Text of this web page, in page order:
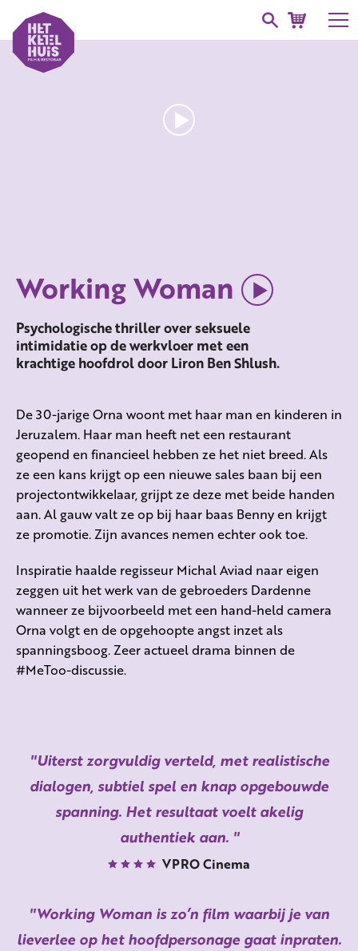
Working Woman
Psychologische thriller over seksuele
intimidatie op de werkvloer met een
krachtige hoofdrol door Liron Ben Shlush.
De 30-jarige Orna woont met haar man en kinderen in
Jeruzalem. Haar man heeft net een restaurant
geopend en financieel hebben ze het niet breed. Als
ze een kans krijgt op een nieuwe sales baan bij een
projectontwikkelaar, grijpt ze deze met beide handen
aan. Al gauw valt ze op bij haar baas Benny en krijgt
ze promotie. Zijn avances nemen echter ook toe.
Inspiratie haalde regisseur Michal Aviad naar eigen
zeggen uit het werk van de gebroeders Dardenne
wanneer ze bijvoorbeeld met een hand-held camera
Orna volgt en de opgehoopte angst inzet als
spanningsboog. Zeer actueel drama binnen de
#MeToo-discussie.
Uiterst zorgvuldig verteld, met realistische
dialogen, subtiel spel en knap opgebouwde
spanning. Het resultaat voelt akelig
authentiek aan.
VPRO Cinema
Working Woman is zo’n film waarbij je van
lieverlee op het hoofdpersonage gaat inpraten.